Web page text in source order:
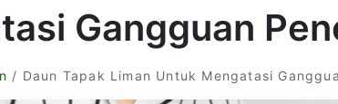
Gangguan
/ Daun Tapak Liman Untuk Mengatasi